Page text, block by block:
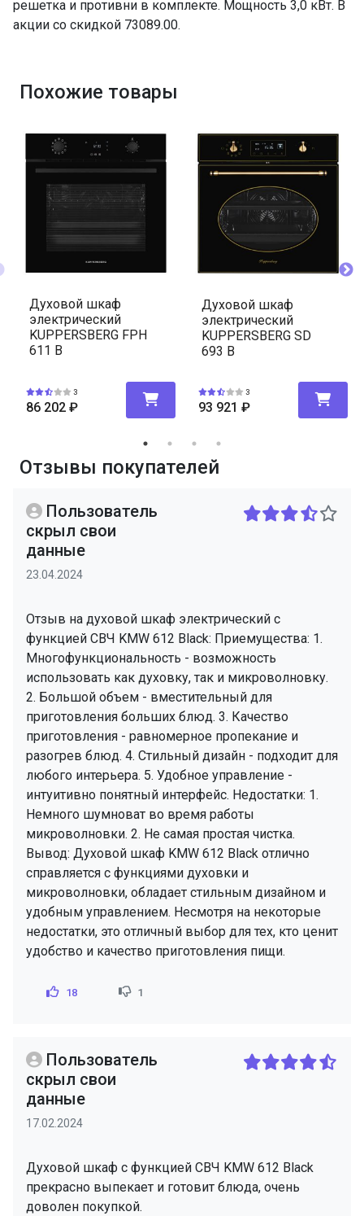
решетка и противни в комплекте. Мощность 3,0 кВт. В
акции со скидкой 73089.00.
Похожие товары
Духовой шкаф
электрический
KUPPERSBERG FPH
611 B
3
86 202 ₽
Духовой шкаф
электрический
KUPPERSBERG SD
693 B
3
93 921 ₽
Отзывы покупателей
Пользователь
скрыл свои
данные
23.04.2024
Отзыв на духовой шкаф электрический с
функцией СВЧ KMW 612 Black: Приемущества: 1.
Многофункциональность - возможность
использовать как духовку, так и микроволновку.
2. Большой объем - вместительный для
приготовления больших блюд. 3. Качество
приготовления - равномерное пропекание и
разогрев блюд. 4. Стильный дизайн - подходит для
любого интерьера. 5. Удобное управление -
интуитивно понятный интерфейс. Недостатки: 1.
Немного шумноват во время работы
микроволновки. 2. Не самая простая чистка.
Вывод: Духовой шкаф KMW 612 Black отлично
справляется с функциями духовки и
микроволновки, обладает стильным дизайном и
удобным управлением. Несмотря на некоторые
недостатки, это отличный выбор для тех, кто ценит
удобство и качество приготовления пищи.
18 1
Пользователь
скрыл свои
данные
17.02.2024
Духовой шкаф с функцией СВЧ KMW 612 Black
прекрасно выпекает и готовит блюда, очень
доволен покупкой.